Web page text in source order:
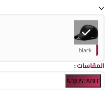
black
المقاسات:
ADJUSTABLE